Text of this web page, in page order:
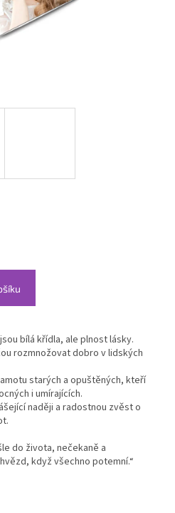
bílá křídla, ale plnost lásky.
rozmnožovat dobro v lidských
starých a opuštěných, kteří
i umírajících.
naději a radostnou zvěst o
do života, nečekaně a
když všechno potemní.“